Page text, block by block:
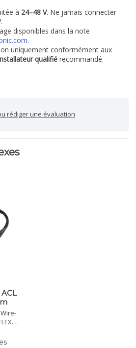
à 24–48 V. Ne jamais connecter
disponibles dans la note
.
uniquement conformément aux
qualifié recommandé.
rédiger une évaluation
et